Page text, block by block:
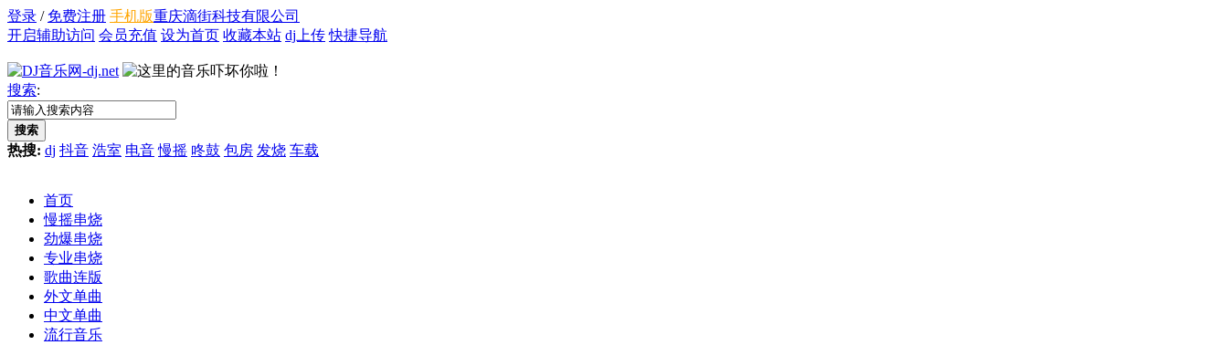
登录 / 免费注册 手机版重庆滴街科技有限公司
开启辅助访问 会员充值 设为首页 收藏本站 dj上传 快捷导航
搜索:
搜索
热搜: dj 抖音 浩室 电音 慢摇 咚鼓 包房 发烧 车载
首页
慢摇串烧
劲爆串烧
专业串烧
歌曲连版
外文单曲
中文单曲
流行音乐